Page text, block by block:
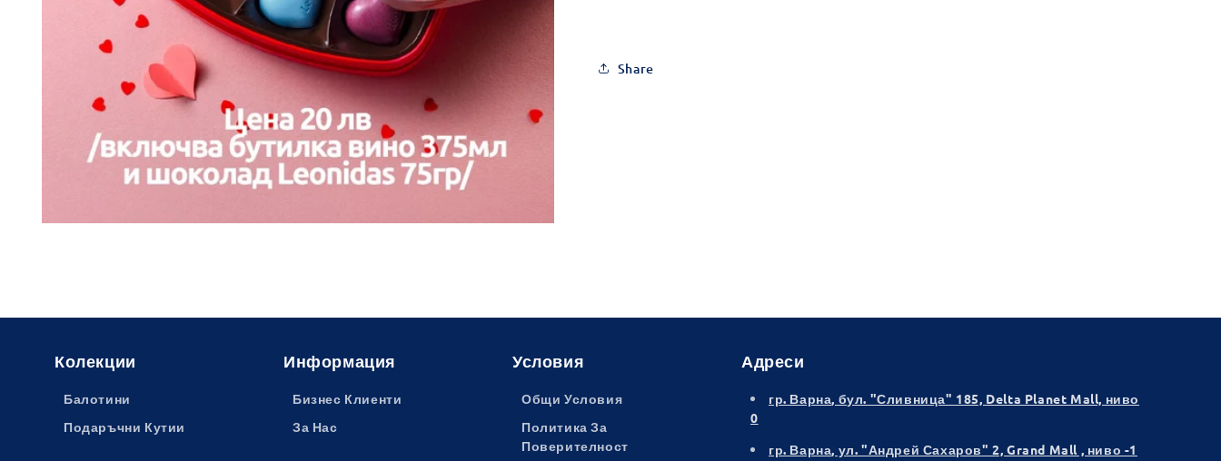
Share
Колекции
Балотини
Подаръчни Кутии
Информация
Бизнес Клиенти
За Нас
Условия
Общи Условия
Политика За
Поверителност
Адреси
гр. Варна, бул. "Сливница" 185, Delta Planet Mall, ниво
0
гр. Варна, ул. "Андрей Сахаров" 2, Grand Mall , ниво -1